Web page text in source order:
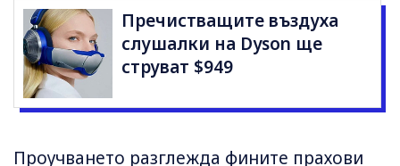
Пречистващите въздуха
слушалки на Dyson ще
струват $949
Проучването разглежда фините прахови